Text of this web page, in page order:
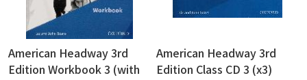
American Headway 3rd
Edition Workbook 3 (with
American Headway 3rd
Edition Class CD 3 (x3)